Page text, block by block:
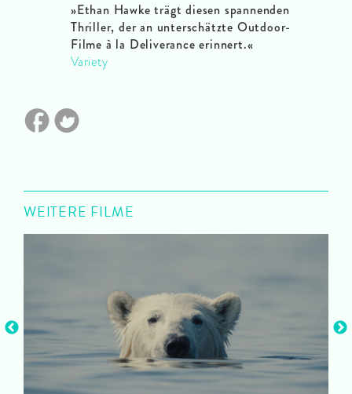
»Ethan Hawke trägt diesen spannenden
Thriller, der an unterschätzte Outdoor-
Filme à la Deliverance erinnert.«
Variety
WEITERE FILME